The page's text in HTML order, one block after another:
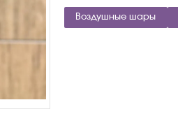
Воздушные шары